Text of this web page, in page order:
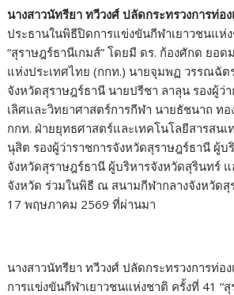
นางสาวนัทรียา ทวีวงศ์ ปลัดกระทรวงการท่อ
ประธานในพิธีปิดการแข่งขันกีฬาเยาวชนแห่
“สุราษฎร์ธานีเกมส์” โดยมี ดร. ก้องศักด ยอ
แห่งประเทศไทย (กกท.) นายจุมพฏ วรรณฉัต
จังหวัดสุราษฎร์ธานี นายปรีชา ลาลุน รองผู้ว่
เลิศและวิทยาศาสตร์การกีฬา นายธัชนาถ ทอ
กกท. ฝ่ายยุทธศาสตร์และเทคโนโลยีสารสน
นุสิต รองผู้ว่าราชการจังหวัดสุราษฎร์ธานี ผู้บ
จังหวัดสุราษฎร์ธานี ผู้บริหารจังหวัดสุรินทร์
จังหวัด ร่วมในพิธี ณ สนามกีฬากลางจังหวัด
17 พฤษภาคม 2569 ที่ผ่านมา
นางสาวนัทรียา ทวีวงศ์ ปลัดกระทรวงการท่อ
การแข่งขันกีฬาเยาวชนแห่งชาติ ครั้งที่ 41 “สุ